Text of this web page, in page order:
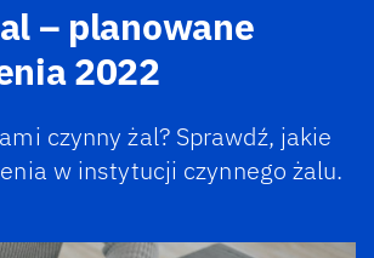
– planowane
2022
czynny żal? Sprawdź, jakie
w instytucji czynnego żalu.